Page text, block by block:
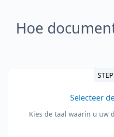
Hoe
Selecteer
Kies de taal waarin u uw